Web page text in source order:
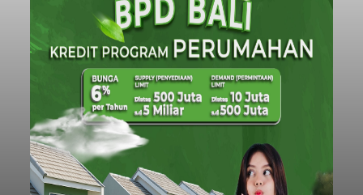
Penyisiran Nelayan Hilang di
Jembrana Masih Misterius:
Jangkau Perairan Perancak
balitribune.co.id I Negara -Tim SAR Gabungan
terus mengintensifkan upaya pencarian
terhadap seorang nelayan yang diduga terjatuh
saat melaut di Perairan Pantai Medewi
Pekutatan. Hari keenam operasi pencarian Kamis